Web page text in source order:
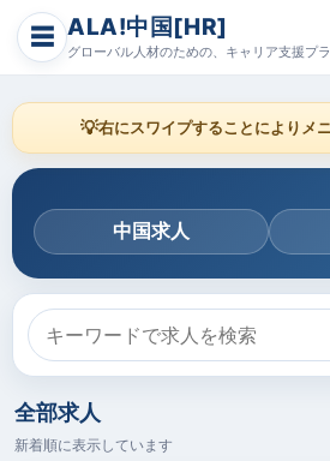
☰ ALA!中国[HR]
グローバル人材のための、キャリア支援プ
💡右にスワイプすることによりメ
中国求人
全部求人
新着順に表示しています